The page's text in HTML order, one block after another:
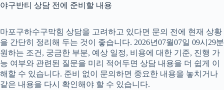
야구반티 상담 전에 준비할 내용
마포구하수구막힘 상담을 고려하고 있다면 문의 전에 현재 상황
을 간단히 정리해 두는 것이 좋습니다. 2026년07월07일 09시29분
원하는 조건, 궁금한 부분, 예상 일정, 비용에 대한 기준, 진행 가
능 여부와 관련된 질문을 미리 적어두면 상담 내용을 더 쉽게 이
해할 수 있습니다. 준비 없이 문의하면 중요한 내용을 놓치거나
같은 내용을 다시 확인해야 할 수 있습니다.